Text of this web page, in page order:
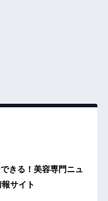
きる！美容専門ニュ
サイト